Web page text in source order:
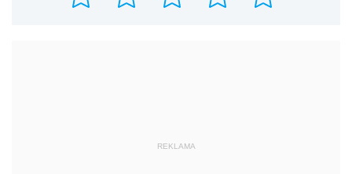
REKLAMA